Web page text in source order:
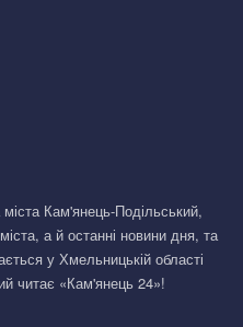
Кам'янець-Подільський,
а й останні новини дня, та
у Хмельницькій області
читає «Кам'янець 24»!